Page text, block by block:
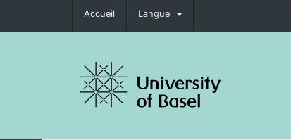
Accueil Langue